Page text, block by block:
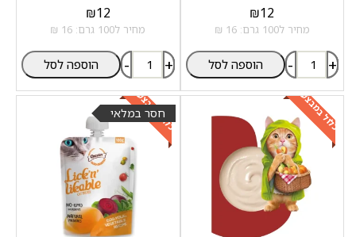
₪12
מחיר ל100 גרם: 16 ₪
- + הוספה לסל
₪12
מחיר ל100 גרם: 16 ₪
- + הוספה לסל
כלול במבצע כלול במבצע
חסר במלאי